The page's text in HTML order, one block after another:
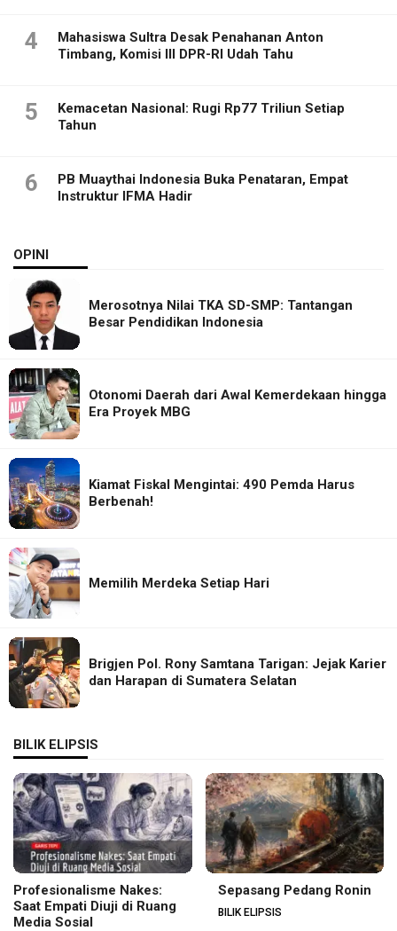
4
Mahasiswa Sultra Desak Penahanan Anton
Timbang, Komisi III DPR-RI Udah Tahu
5
Kemacetan Nasional: Rugi Rp77 Triliun Setiap
Tahun
6
PB Muaythai Indonesia Buka Penataran, Empat
Instruktur IFMA Hadir
OPINI
Merosotnya Nilai TKA SD-SMP: Tantangan
Besar Pendidikan Indonesia
Otonomi Daerah dari Awal Kemerdekaan hingga
Era Proyek MBG
Kiamat Fiskal Mengintai: 490 Pemda Harus
Berbenah!
Memilih Merdeka Setiap Hari
Brigjen Pol. Rony Samtana Tarigan: Jejak Karier
dan Harapan di Sumatera Selatan
BILIK ELIPSIS
Profesionalisme Nakes:
Saat Empati Diuji di Ruang
Media Sosial
Sepasang Pedang Ronin
BILIK ELIPSIS